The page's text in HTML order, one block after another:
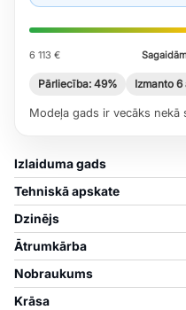
6 113 €
Pārliecība: 49% Izmanto
Modeļa gads ir vecāks nekā
Izlaiduma gads
Tehniskā apskate
Dzinējs
Ātrumkārba
Nobraukums
Krāsa